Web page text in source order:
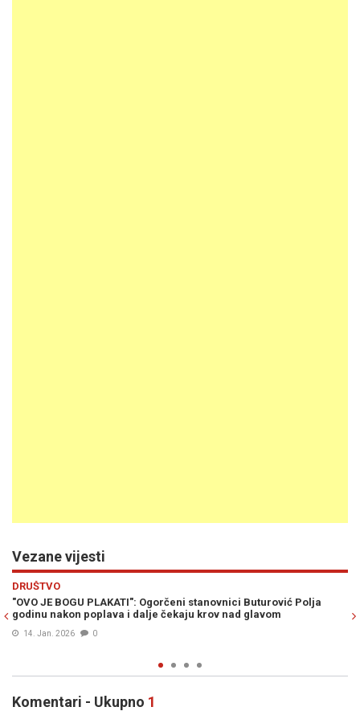
Vezane vijesti
Polja
MEĐU STRADALIMA U JABLANICI SU I NJIH DVOJE:
Jasmin Čilić dobili spomenik, zagrljeni pronađeni
Previous
Komentari - Ukupno 1